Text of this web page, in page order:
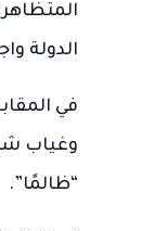
الدولة
في
وغياب
“ظالمًا”.